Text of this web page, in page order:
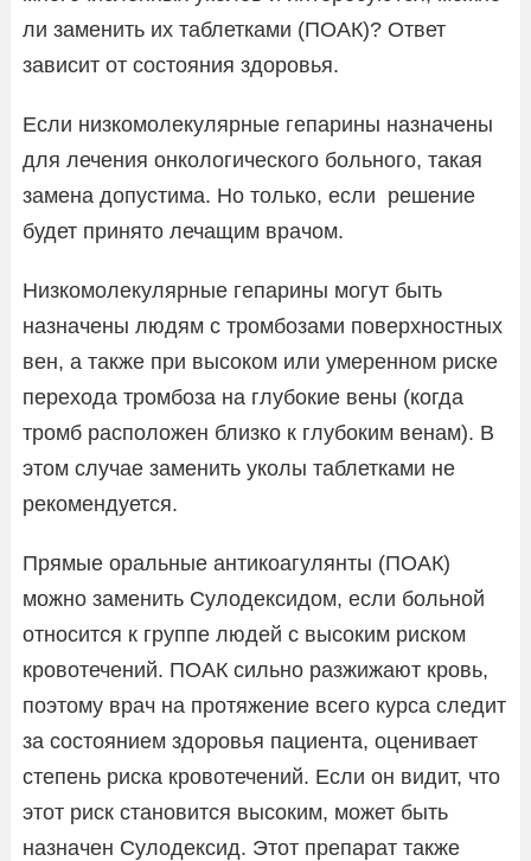
ли заменить их таблетками (ПОАК)? Ответ
зависит от состояния здоровья.
Если низкомолекулярные гепарины назначены
для лечения онкологического больного, такая
замена допустима. Но только, если решение
будет принято лечащим врачом.
Низкомолекулярные гепарины могут быть
назначены людям с тромбозами поверхностных
вен, а также при высоком или умеренном риске
перехода тромбоза на глубокие вены (когда
тромб расположен близко к глубоким венам). В
этом случае заменить уколы таблетками не
рекомендуется.
Прямые оральные антикоагулянты (ПОАК)
можно заменить Сулодексидом, если больной
относится к группе людей с высоким риском
кровотечений. ПОАК сильно разжижают кровь,
поэтому врач на протяжение всего курса следит
за состоянием здоровья пациента, оценивает
степень риска кровотечений. Если он видит, что
этот риск становится высоким, может быть
назначен Сулодексид. Этот препарат также